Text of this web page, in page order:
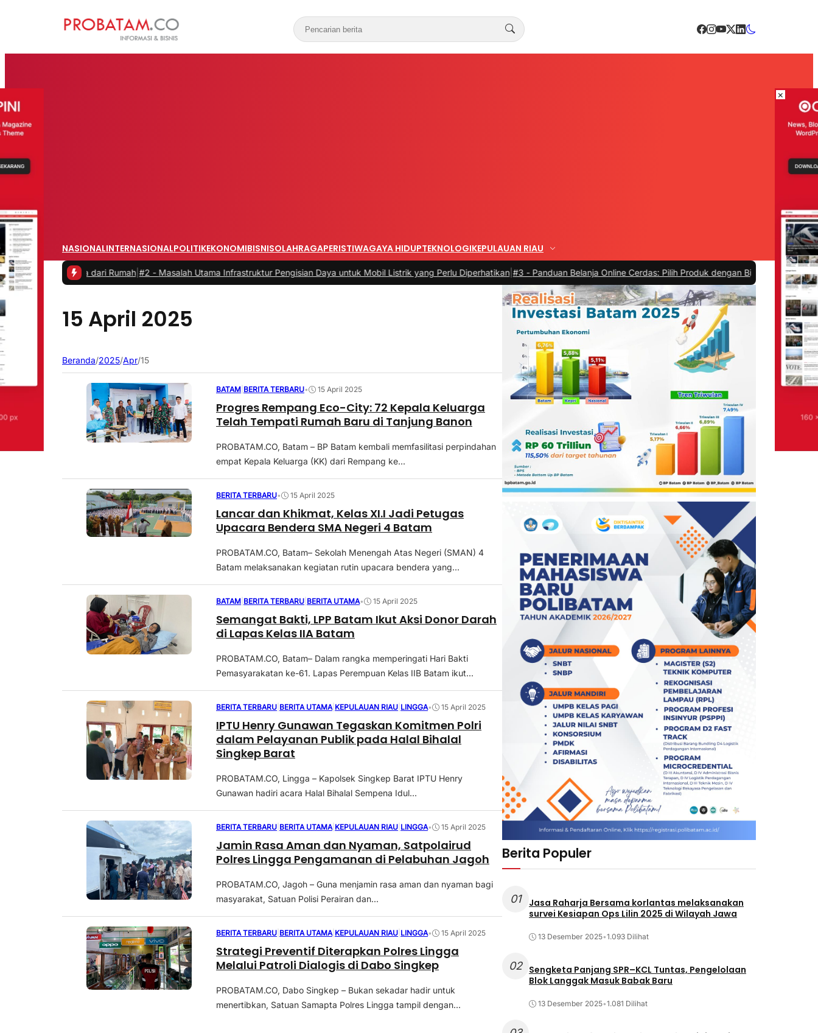
NASIONALINTERNASIONALPOLITIKEKONOMIBISNISOLAHRAGAPERISTIWAGAYA HIDUPTEKNOLOGIKEPULAUAN RIAU
dari Rumah |#2 -Masalah Utama Infrastruktur Pengisian Daya untuk Mobil Listrik yang Perlu Diperhatikan |#3 -Panduan Belanja Online Cerdas: Pilih Produk dengan Bijak dan Hindari Penipuan|#4
15 April 2025
Beranda/2025/Apr/15
BATAM BERITA TERBARU• 15 April 2025
Progres Rempang Eco-City: 72 Kepala Keluarga
Telah Tempati Rumah Baru di Tanjung Banon
PROBATAM.CO, Batam – BP Batam kembali memfasilitasi perpindahan
empat Kepala Keluarga (KK) dari Rempang ke...
BERITA TERBARU• 15 April 2025
Lancar dan Khikmat, Kelas XI.I Jadi Petugas
Upacara Bendera SMA Negeri 4 Batam
PROBATAM.CO, Batam– Sekolah Menengah Atas Negeri (SMAN) 4
Batam melaksanakan kegiatan rutin upacara bendera yang...
BATAM BERITA TERBARU BERITA UTAMA• 15 April 2025
Semangat Bakti, LPP Batam Ikut Aksi Donor Darah
di Lapas Kelas IIA Batam
PROBATAM.CO, Batam– Dalam rangka memperingati Hari Bakti
Pemasyarakatan ke-61. Lapas Perempuan Kelas IIB Batam ikut...
BERITA TERBARU BERITA UTAMA KEPULAUAN RIAU LINGGA• 15 April 2025
IPTU Henry Gunawan Tegaskan Komitmen Polri
dalam Pelayanan Publik pada Halal Bihalal
Singkep Barat
PROBATAM.CO, Lingga – Kapolsek Singkep Barat IPTU Henry
Gunawan hadiri acara Halal Bihalal Sempena Idul...
BERITA TERBARU BERITA UTAMA KEPULAUAN RIAU LINGGA• 15 April 2025
Jamin Rasa Aman dan Nyaman, Satpolairud
Polres Lingga Pengamanan di Pelabuhan Jagoh
PROBATAM.CO, Jagoh – Guna menjamin rasa aman dan nyaman bagi
masyarakat, Satuan Polisi Perairan dan...
BERITA TERBARU BERITA UTAMA KEPULAUAN RIAU LINGGA• 15 April 2025
Strategi Preventif Diterapkan Polres Lingga
Melalui Patroli Dialogis di Dabo Singkep
PROBATAM.CO, Dabo Singkep – Bukan sekadar hadir untuk
menertibkan, Satuan Samapta Polres Lingga tampil dengan...
Berita Populer
01
Jasa Raharja Bersama korlantas melaksanakan
survei Kesiapan Ops Lilin 2025 di Wilayah Jawa
13 Desember 2025•1.093 Dilihat
02
Sengketa Panjang SPR–KCL Tuntas, Pengelolaan
Blok Langgak Masuk Babak Baru
13 Desember 2025•1.081 Dilihat
×